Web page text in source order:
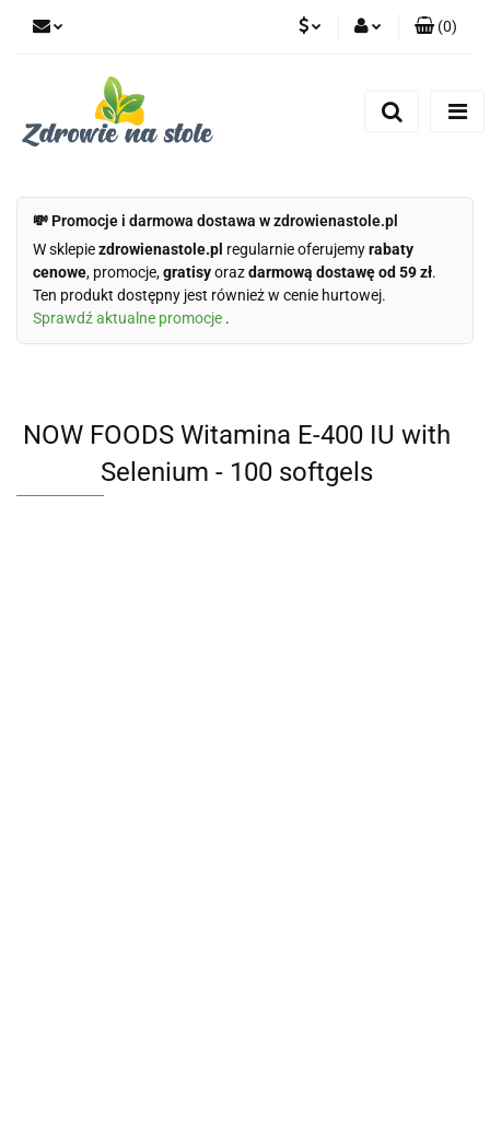
(0)
💸 Promocje i darmowa dostawa w zdrowienastole.pl
W sklepiezdrowienastole.pl regularnie oferujemyrabaty
cenowe, promocje,gratisyorazdarmową dostawę od 59 zł.
Ten produkt dostępny jest również w cenie hurtowej.
Sprawdź aktualne promocje .
NOW FOODS Witamina E-400 IU with
Selenium - 100 softgels